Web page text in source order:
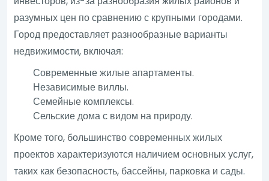
разумных цен по сравнению с крупными городами.
Город предоставляет разнообразные варианты
недвижимости, включая:
Современные жилые апартаменты.
Независимые виллы.
Семейные комплексы.
Сельские дома с видом на природу.
Кроме того, большинство современных жилых
проектов характеризуются наличием основных услуг,
таких как безопасность, бассейны, парковка и сады.